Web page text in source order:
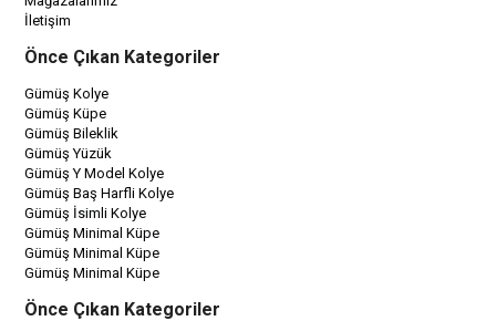
İletişim
Önce Çıkan Kategoriler
Gümüş Kolye
Gümüş Küpe
Gümüş Bileklik
Gümüş Yüzük
Gümüş Y Model Kolye
Gümüş Baş Harfli Kolye
Gümüş İsimli Kolye
Gümüş Minimal Küpe
Gümüş Minimal Küpe
Gümüş Minimal Küpe
Önce Çıkan Kategoriler